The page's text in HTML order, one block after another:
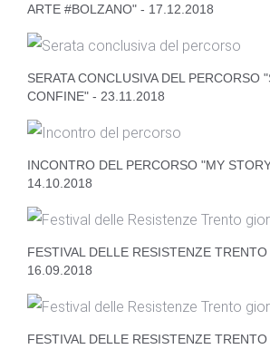
ARTE #BOLZANO" - 17.12.2018
SERATA CONCLUSIVA DEL PERCORSO
CONFINE" - 23.11.2018
INCONTRO DEL PERCORSO "MY
14.10.2018
FESTIVAL DELLE RESISTENZE
16.09.2018
FESTIVAL DELLE RESISTENZE